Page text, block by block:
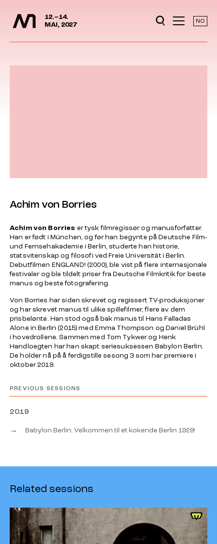
Jump to content
12.–14.
MAI, 2027
NO
Achim von Borries
Achim von Borries er tysk filmregissør og manusforfatter.
Han er født i München, og før han begynte på Deutsche Film-
und Fernsehakademie i Berlin, studerte han historie,
statsvitenskap og filosofi ved Freie Universität i Berlin.
Debutfilmen ENGLAND! (2000), ble vist på flere internasjonale
festivaler og ble tildelt priser fra Deutsche Filmkritik for beste
manus og beste fotografering.
Von Borries har siden skrevet og regissert TV-produksjoner
og har skrevet manus til ulike spillefilmer, flere av dem
prisbelønte. Han stod også bak manus til Hans Falladas
Alone in Berlin(2015) med Emma Thompson og Daniel Brühl
i hovedrollene. Sammen med Tom Tykwer og Henk
Handloegten har han skapt seriesuksessen Babylon Berlin.
De holder nå på å ferdigstille sesong 3 som har premiere i
oktober 2019.
PREVIOUS SESSIONS
2019
→ Babylon Berlin: Velkommen til et kokende Berlin 1929!
Related sessions